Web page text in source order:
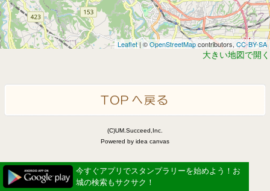
Leaflet | ©OpenStreetMapcontributors, CC-BY-SA
大きい地図で開く
(C)UM.Succeed,Inc.
Powered by idea canvas
今すぐアプリでスタンプラリーを始めよう！お
城の検索もサクサク！